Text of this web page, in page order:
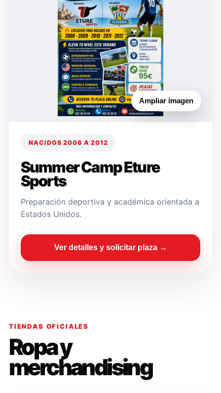
Ampliar imagen
NACIDOS 2008 A 2012
Summer Camp Eture
Sports
Preparación deportiva y académica orientada a
Estados Unidos.
Ver detalles y solicitar plaza →
TIENDAS OFICIALES
Ropa y
merchandising